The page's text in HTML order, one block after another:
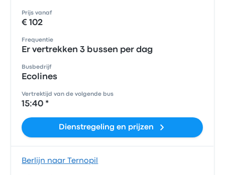
Prijs vanaf
€ 102
Frequentie
Er vertrekken 3 bussen per dag
Busbedrijf
Ecolines
Vertrektijd van de volgende bus
15:40 *
Dienstregeling en prijzen
Berlijn naar Ternopil